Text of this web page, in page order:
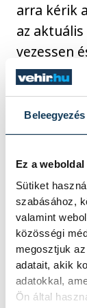
Beleegyezés
Ez a
Sütiket
szabásához,
valamint
közösségi
megosztjuk
adatait, akik
adatokkal,
Ön által
arra kérik
az
vezessen
biztonság
közélet
fagy